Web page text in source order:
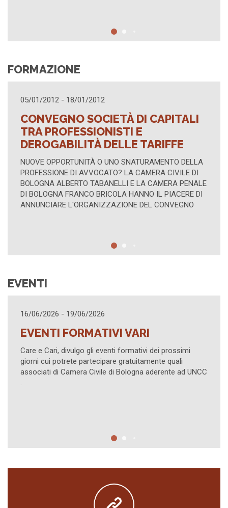
FORMAZIONE
DELLA
DI
PENALE
DI
16/04/2012 - 16/04/2012
TUTELA DEGLI INTERESSI
COLLETTIVI
AZIONE DI CLASSE TIPICA E "ATIPICA";
NELLE CONTROVERSIE FRA CONSUMATORI E
CONVENTO DI S. DOMENICO – SALA DELLA
TRASLAZIONE, BOLOGNA - P.ZZA S. DOMENICO,
LUNEDÌ 16 APRILE 2012, ORE 15:00-17:00.
EVENTI
dei prossimi
quali
ad UNCC
21/04/2026 - 21/04/2026
I PROVVEDIMENTI
ART. 473 BIS.15 C.P.C.
Evento su piattaforma Zoom
Civile di Lucca in collaborazione con